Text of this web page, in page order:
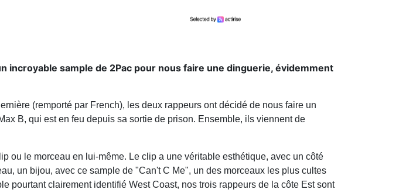
incroyable sample de 2Pac pour nous faire une dinguerie, évidemment
(remporté par French), les deux rappeurs ont décidé de nous faire un
B, qui est en feu depuis sa sortie de prison. Ensemble, ils viennent de
ou le morceau en lui-même. Le clip a une véritable esthétique, avec un côté
un bijou, avec ce sample de "Can't C Me", un des morceaux les plus cultes
pourtant clairement identifié West Coast, nos trois rappeurs de la côte Est sont